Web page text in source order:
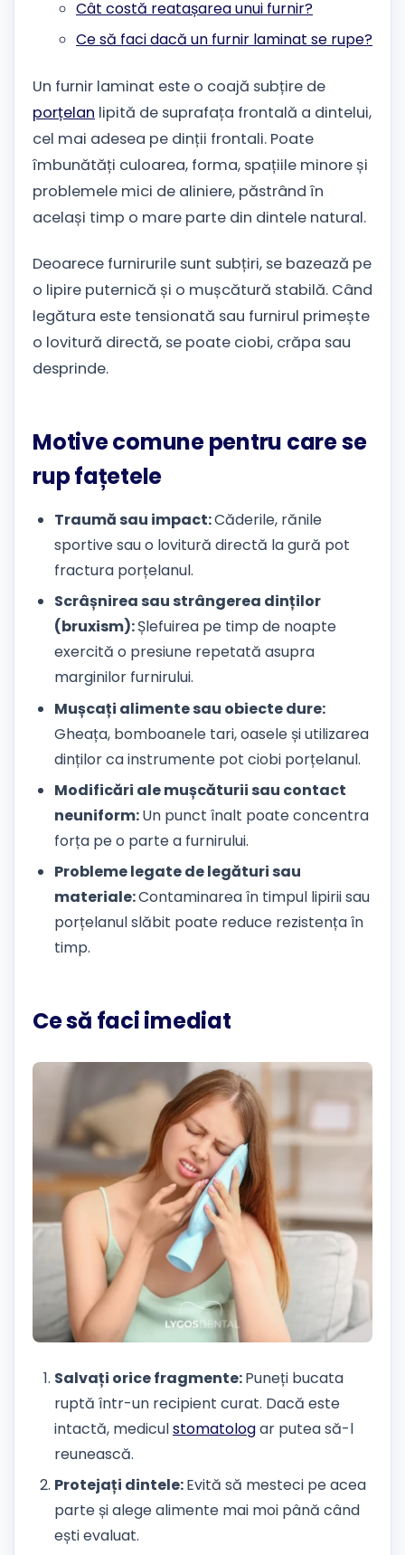
Cât costă reatașarea unui furnir?
Ce să faci dacă un furnir laminat se rupe?
Un furnir laminat este o coajă subțire de
porțelan lipită de suprafața frontală a dintelui,
cel mai adesea pe dinții frontali. Poate
îmbunătăți culoarea, forma, spațiile minore și
problemele mici de aliniere, păstrând în
același timp o mare parte din dintele natural.
Deoarece furnirurile sunt subțiri, se bazează pe
o lipire puternică și o mușcătură stabilă. Când
legătura este tensionată sau furnirul primește
o lovitură directă, se poate ciobi, crăpa sau
desprinde.
Motive comune pentru care se
rup fațetele
Traumă sau impact:Căderile, rănile
sportive sau o lovitură directă la gură pot
fractura porțelanul.
Scrâșnirea sau strângerea dinților
(bruxism):Șlefuirea pe timp de noapte
exercită o presiune repetată asupra
marginilor furnirului.
Mușcați alimente sau obiecte dure:
Gheața, bomboanele tari, oasele și utilizarea
dinților ca instrumente pot ciobi porțelanul.
Modificări ale mușcăturii sau contact
neuniform:Un punct înalt poate concentra
forța pe o parte a furnirului.
Probleme legate de legături sau
materiale:Contaminarea în timpul lipirii sau
porțelanul slăbit poate reduce rezistența în
timp.
Ce să faci imediat
Salvați orice fragmente:Puneți bucata
ruptă într-un recipient curat. Dacă este
intactă, mediculstomatologar putea să-l
reunească.
Protejați dintele:Evită să mesteci pe acea
parte și alege alimente mai moi până când
ești evaluat.